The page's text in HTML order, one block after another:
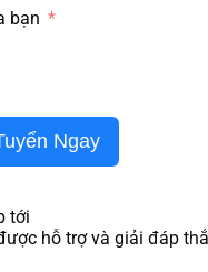
bạn
Ngay
tới
hỗ trợ và giải đáp